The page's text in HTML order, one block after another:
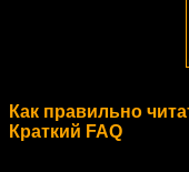
Как правильно
Краткий FAQ